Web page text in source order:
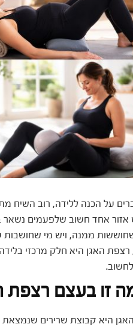
על הכנה ללידה, רוב השיח
אזור אחד חשוב שלפעמים נשאר
ממנה, ויש מי שחושבות
רצפת האגן היא חלק מרכזי
זו בעצם רצפת
היא קבוצת שרירים